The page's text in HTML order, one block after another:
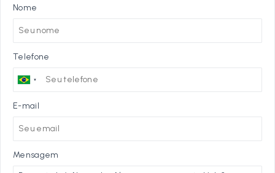
Nome
Telefone
E-mail
Mensagem